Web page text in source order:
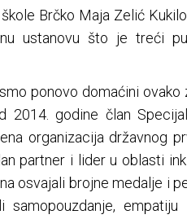
Brčko Maja Zelić
ustanovu što je treći
ponovo domaćini ovako
2014. godine član
organizacija državnog
partner i lider u oblasti
osvajali brojne medalje i
empatiju